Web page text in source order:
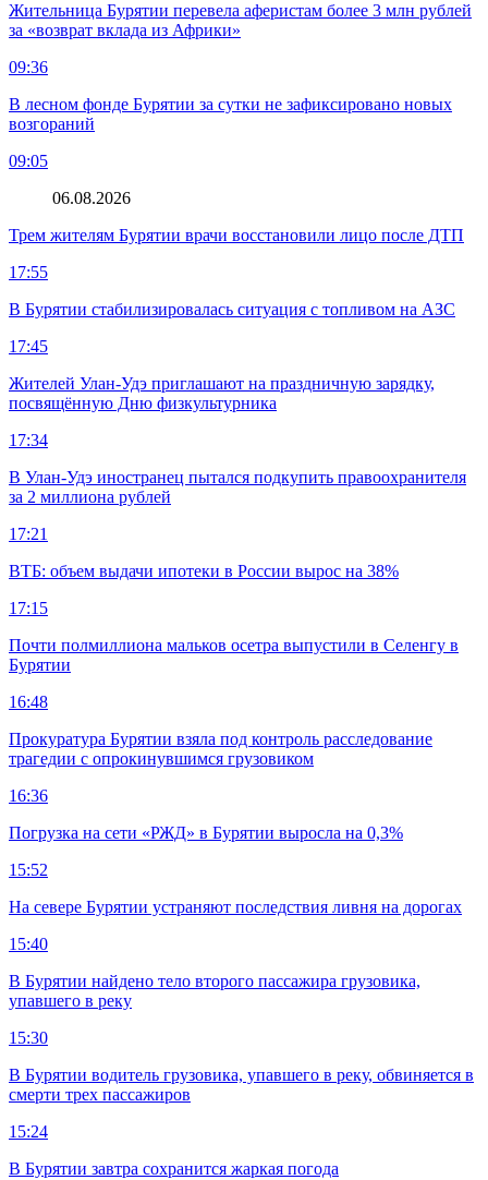
Жительница Бурятии перевела аферистам более 3 млн рублей
за «возврат вклада из Африки»
09:36
В лесном фонде Бурятии за сутки не зафиксировано новых
возгораний
09:05
06.08.2026
Трем жителям Бурятии врачи восстановили лицо после ДТП
17:55
В Бурятии стабилизировалась ситуация с топливом на АЗС
17:45
Жителей Улан-Удэ приглашают на праздничную зарядку,
посвящённую Дню физкультурника
17:34
В Улан-Удэ иностранец пытался подкупить правоохранителя
за 2 миллиона рублей
17:21
ВТБ: объем выдачи ипотеки в России вырос на 38%
17:15
Почти полмиллиона мальков осетра выпустили в Селенгу в
Бурятии
16:48
Прокуратура Бурятии взяла под контроль расследование
трагедии с опрокинувшимся грузовиком
16:36
Погрузка на сети «РЖД» в Бурятии выросла на 0,3%
15:52
На севере Бурятии устраняют последствия ливня на дорогах
15:40
В Бурятии найдено тело второго пассажира грузовика,
упавшего в реку
15:30
В Бурятии водитель грузовика, упавшего в реку, обвиняется в
смерти трех пассажиров
15:24
В Бурятии завтра сохранится жаркая погода